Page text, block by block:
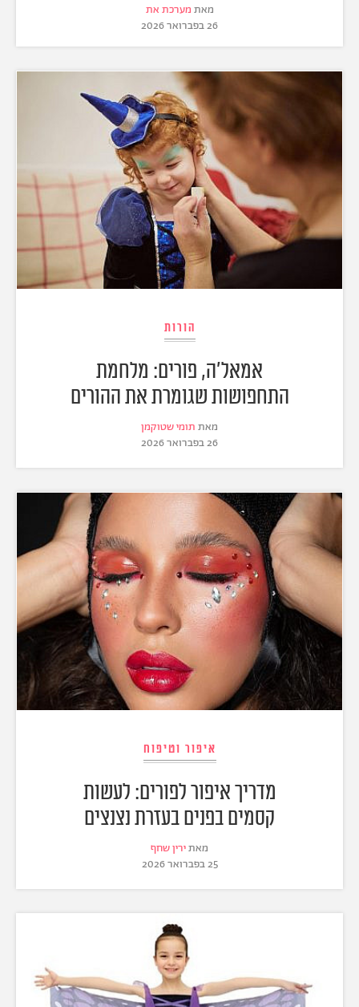
מאת מערכת את
26 בפברואר 2026
הורות
אמאל'ה, פורים: מלחמת
התחפושות שגומרת את ההורים
מאת תומי שטוקמן
26 בפברואר 2026
איפור וטיפוח
מדריך איפור לפורים: לעשות
קסמים בפנים בעזרת נצנצים
מאתירין שחף
25 בפברואר 2026